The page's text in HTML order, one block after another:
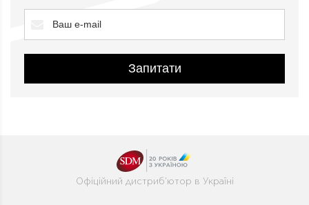
Запитати
Офіційний дистриб'ютор в Україні